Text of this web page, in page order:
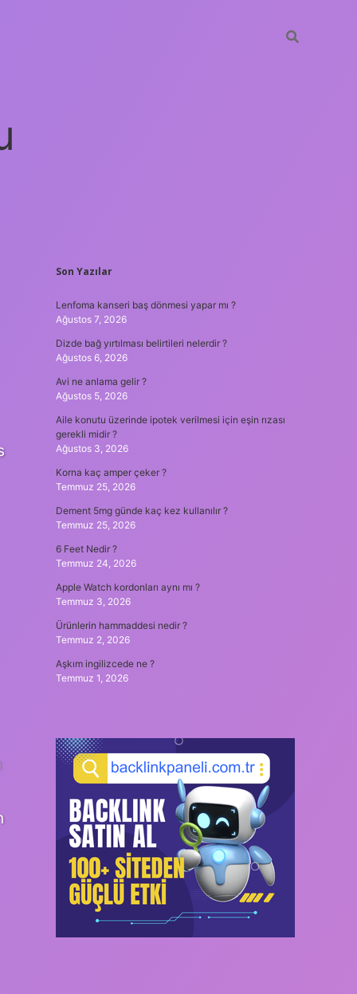
SIDEBAR
Son Yazılar
Lenfoma kanseri baş dönmesi yapar mı ?
Ağustos 7, 2026
Dizde bağ yırtılması belirtileri nelerdir ?
Ağustos 6, 2026
Avi ne anlama gelir ?
Ağustos 5, 2026
Aile konutu üzerinde ipotek verilmesi için eşin rızası
gerekli midir ?
Ağustos 3, 2026
Korna kaç amper çeker ?
Temmuz 25, 2026
Dement 5mg günde kaç kez kullanılır ?
Temmuz 25, 2026
6 Feet Nedir ?
Temmuz 24, 2026
Apple Watch kordonları aynı mı ?
Temmuz 3, 2026
Ürünlerin hammaddesi nedir ?
Temmuz 2, 2026
Aşkım ingilizcede ne ?
Temmuz 1, 2026
güncel girişilbet casino